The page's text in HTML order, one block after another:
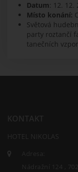
Datum: 12. 12.
Místo konání:
Světová
party roztančí
tanečních
HOTEL NIKOLAS
Adresa:
Nádražní 124 ,